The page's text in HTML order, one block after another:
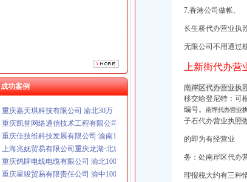
成功案例
重庆麦克斯韦电气技术有限公司 渝新 （工商注册）
重庆科米克商贸有限责任公司 渝北50万 （工商注册）
重庆欧氏科技发展有限公司 渝九50万 （进出口权）
重庆凯誉网络通信技术工程有限公司 渝中300万 （工商变更）
重庆佳技维科技发展有限公司 渝南100万 （进出口权）
上海兆妩贸易有限公司重庆龙湖·北城天街分公司 （工商注册）
重庆鸽牌电线电缆有限公司 渝北10010万 (进出口权)
重庆星竣贸易有限责任公司 渝中100万 （进出口权）
重庆饰知广告传媒有限公司 渝中50万 （工商注册）
7.香港公司做帐、
长生桥代办营业执
无限公司不用通过
上新街代办营
南岸区代办营业执
移交给登尼特：可
编号。
南坪代办营业
子石代办营业执照
的即为有经营业
务：处南岸区代办
理报税大约有三种